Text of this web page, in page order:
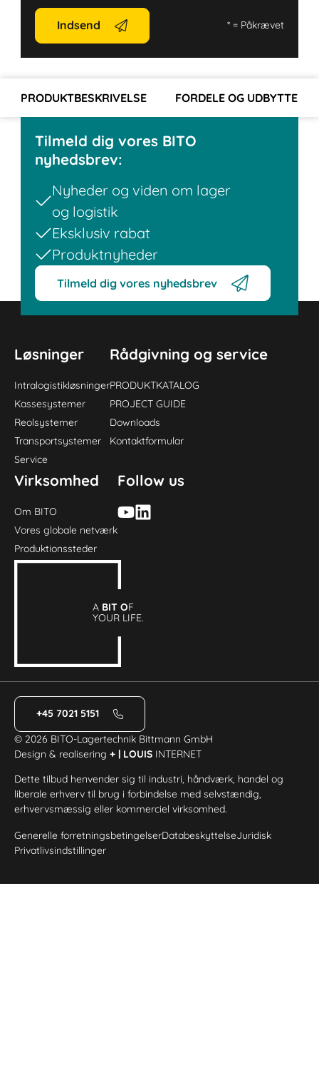
Indsend *= Påkrævet
PRODUKTBESKRIVELSE FORDELE OG UDBYTTE
Tilmeld dig vores BITO
nyhedsbrev:
Nyheder og viden om lager
og logistik
Eksklusiv rabat
Produktnyheder
Tilmeld dig vores nyhedsbrev
Løsninger
Intralogistikløsninger
Kassesystemer
Reolsystemer
Transportsystemer
Service
Rådgivning og service
PRODUKTKATALOG
PROJECT GUIDE
Downloads
Kontaktformular
Virksomhed
Om BITO
Vores globale netværk
Produktionssteder
Follow us
A BIT OF
YOUR LIFE.
+45 7021 5151
© 2026 BITO-Lagertechnik Bittmann GmbH
Design & realisering+ | LOUIS INTERNET
Dette tilbud henvender sig til industri, håndværk, handel og
liberale erhverv til brug i forbindelse med selvstændig,
erhvervsmæssig eller kommerciel virksomhed.
Generelle forretningsbetingelserDatabeskyttelseJuridisk
Privatlivsindstillinger